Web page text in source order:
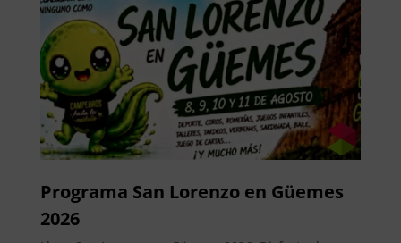
Programa San Lorenzo en Güemes
2026